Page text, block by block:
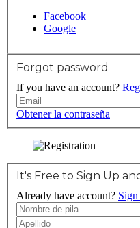
Facebook
Google
Forgot password
If you have an account?
Obtener la contraseña
It's Free to Sign Up
Already have account?